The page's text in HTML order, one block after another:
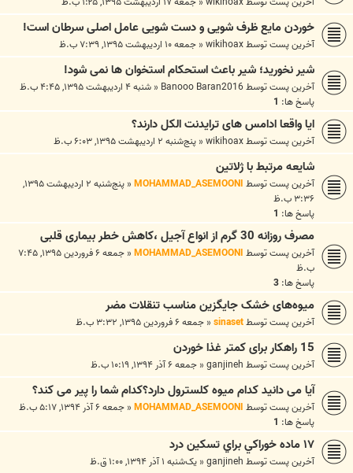
خوردن مایع ظرف شویی و دست شویی عامل اصلی سرطان است!
آخرین پست توسطwikihoax
« جمعه ۱۰ اردیبهشت ۱۳۹۵, ۷:۳۹ ب.ظ
شیر نخورید؛ شیر باعث استحکام استخوان ها نمی شود!
آخرین پست توسطBanooo Baran2016
« شنبه ۴ اردیبهشت ۱۳۹۵, ۴:۴۵ ب.ظ
پاسخ ها: 1
ایا واقعا ادامس های ترایدنت الکل دارند؟
آخرین پست توسطwikihoax
« پنج‌شنبه ۲ اردیبهشت ۱۳۹۵, ۶:۰۳ ب.ظ
شایعه مرتبط با ژلاتین
آخرین پست توسطMOHAMMAD_ASEMOONI
«
پنج‌شنبه ۲ اردیبهشت ۱۳۹۵,
۳:۳۶ ب.ظ
پاسخ ها: 1
مصرف روزانه 30 گرم از انواع آجیل ،کاهش خطر بیماری قلبی
آخرین پست توسطMOHAMMAD_ASEMOONI
«
جمعه ۶ فروردین ۱۳۹۵, ۷:۴۵
ب.ظ
پاسخ ها: 3
میوه‌های خشک جایگزین مناسب تنقلات مضر
آخرین پست توسطsinaset
« جمعه ۶ فروردین ۱۳۹۵, ۳:۳۲ ب.ظ
15 راهکار برای کمتر غذا خوردن
آخرین پست توسطganjineh
« جمعه ۶ آذر ۱۳۹۴, ۱۰:۱۹ ب.ظ
آیا می دانید کدام میوه کلسترول دارد؟کدام شما را پیر می کند؟
آخرین پست توسطMOHAMMAD_ASEMOONI
« جمعه ۶ آذر ۱۳۹۴, ۵:۱۷ ب.ظ
پاسخ ها: 1
۱۷ ماده خوراکي براي تسکين درد
آخرین پست توسطganjineh
« یک‌شنبه ۱ آذر ۱۳۹۴, ۱:۰۰ ق.ظ